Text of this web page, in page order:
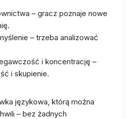
– gracz poznaje nowe
– trzeba analizować
i koncentrację –
i skupienie.
językowa, którą można
– bez żadnych